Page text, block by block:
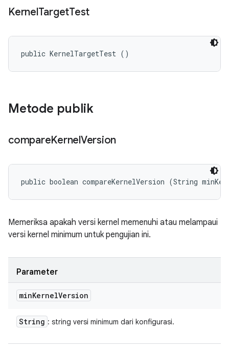
KernelTargetTest
public KernelTargetTest ()
Metode publik
compareKernelVersion
public boolean compareKernelVersion (String
Memeriksa apakah versi kernel memenuhi atau melampaui
versi kernel minimum untuk pengujian ini.
Parameter
minKernelVersion
String : string versi minimum dari konfigurasi.